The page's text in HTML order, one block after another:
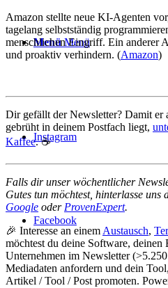
Menü Menü
Instagram
Facebook
Amazon stellte neue KI-Agenten
tagelang selbstständig
menschlichen Eingriff. Ein anderer
und proaktiv verhindern. (Amazon)
Dir gefällt der Newsletter? Damit er
gebrüht in deinem Postfach liegt,
Kaffee. ☕️
Falls dir unser wöchentlicher
Gutes tun möchtest, hinterlasse uns
Google oder ProvenExpert.
🎉 Interesse an einem Austausch,
möchtest du deine Software,
Unternehmen im Newsletter
Mediadaten anfordern und dein
Artikel / Tool / Post promoten.